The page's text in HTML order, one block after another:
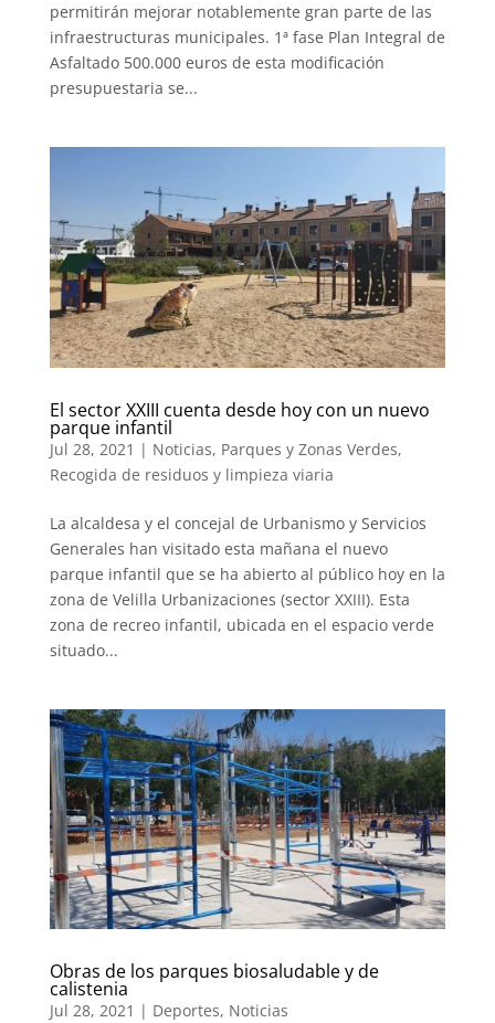
permitirán mejorar notablemente gran parte de las
infraestructuras municipales. 1ª fase Plan Integral de
Asfaltado 500.000 euros de esta modificación
presupuestaria se...
El sector XXIII cuenta desde hoy con un nuevo
parque infantil
Jul 28, 2021 | Noticias, Parques y Zonas Verdes,
Recogida de residuos y limpieza viaria
La alcaldesa y el concejal de Urbanismo y Servicios
Generales han visitado esta mañana el nuevo
parque infantil que se ha abierto al público hoy en la
zona de Velilla Urbanizaciones (sector XXIII). Esta
zona de recreo infantil, ubicada en el espacio verde
situado...
Obras de los parques biosaludable y de
calistenia
Jul 28, 2021 | Deportes, Noticias